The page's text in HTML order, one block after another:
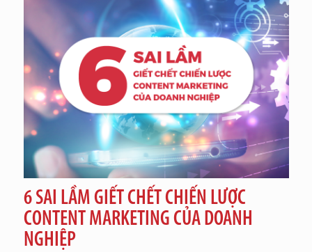
6 SAI LẦM GIẾT CHẾT CHIẾN LƯỢC
CONTENT MARKETING CỦA DOANH
NGHIỆP